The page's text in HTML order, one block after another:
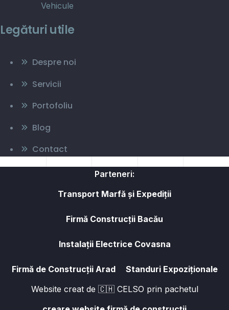
Vehicule
Legături utile
Despre noi
Servicii
Portofoliu
Blog
Contact
Parteneri:
Transport Marfă și Expediții
Firmă Construcții Bacău
Instalații Electrice Covasna
Firmă de Construcții Arad
Standuri Expoziționale
Website creat de 🇨🇭 CELSO prin pachetul